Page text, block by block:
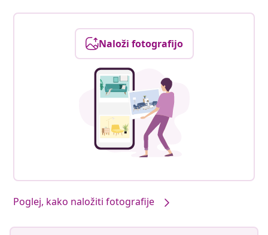
Naloži fotografijo
Poglej, kako naložiti fotografije